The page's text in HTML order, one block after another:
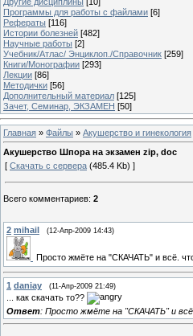
Программы для работы с файлами [6]
Рефераты [116]
Истории болезней [482]
Научные работы [2]
Учебник/Атлас/ Энциклоп./Справочник [259]
Книги/Монографии [293]
Лекции [86]
Методички [56]
Дополнительный материал [125]
Зачет, Семинар, ЭКЗАМЕН [50]
Главная » Файлы » Акушерство и гинекология
Акушерство Шпора на экзамен zip, doc
[ Скачать с сервера (485.4 Kb) ]
Всего комментариев: 2
2 mihail (12-Апр-2009 14:43)
Просто жмёте на "СКАЧАТЬ" и всё. что
1 daniay (11-Апр-2009 21:49)
... как скачать то??
Ответ: Просто жмёте на "СКАЧАТЬ" и